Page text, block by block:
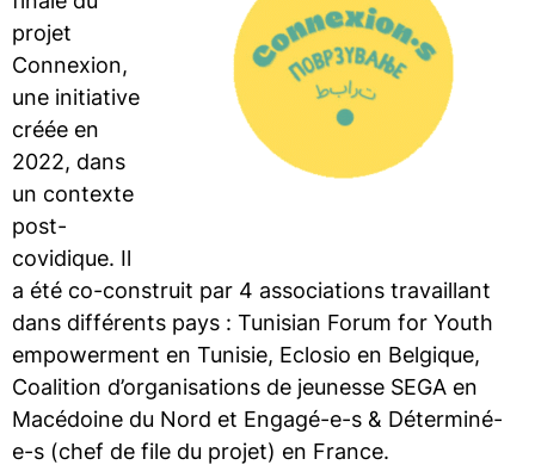
projet
Connexion,
une initiative
créée en
2022, dans
un contexte
post-
covidique. Il
a été co-construit par 4 associations travaillant
dans différents pays : Tunisian Forum for Youth
empowerment en Tunisie, Eclosio en Belgique,
Coalition d’organisations de jeunesse SEGA en
Macédoine du Nord et Engagé-e-s & Déterminé-
e-s (chef de file du projet) en France.